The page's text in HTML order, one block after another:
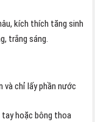
kích thích tăng sinh
trắng sáng.
và chỉ lấy phần nước
tay hoặc bông thoa